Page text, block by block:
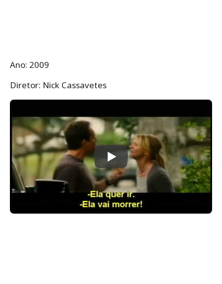
Ano: 2009
Diretor: Nick Cassavetes